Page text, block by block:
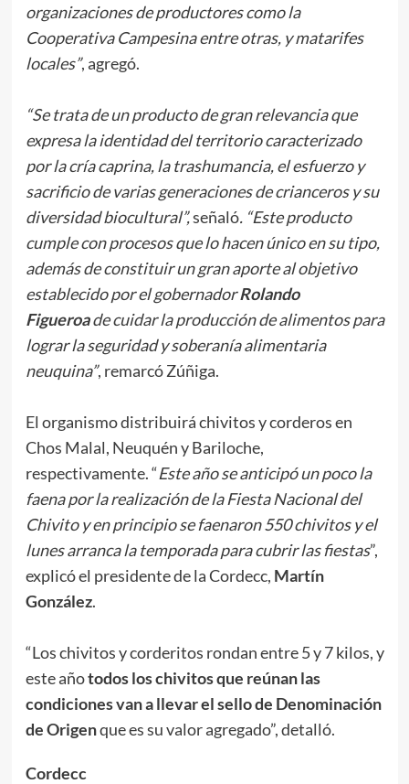
organizaciones de productores como la
Cooperativa Campesina entre otras, y matarifes
locales”, agregó.
“Se trata de un producto de gran relevancia que
expresa la identidad del territorio caracterizado
por la cría caprina, la trashumancia, el esfuerzo y
sacrificio de varias generaciones de crianceros y su
diversidad biocultural”,señaló. “Este producto
cumple con procesos que lo hacen único en su tipo,
además de constituir un gran aporte al objetivo
establecido por el gobernadorRolando
Figueroade cuidar la producción de alimentos para
lograr la seguridad y soberanía alimentaria
neuquina”, remarcó Zúñiga.
El organismo distribuirá chivitos y corderos en
Chos Malal, Neuquén y Bariloche,
respectivamente. “Este año se anticipó un poco la
faena por la realización de la Fiesta Nacional del
Chivito y en principio se faenaron 550 chivitos y el
lunes arranca la temporada para cubrir las fiestas”,
explicó el presidente de la Cordecc, Martín
González.
“Los chivitos y corderitos rondan entre 5 y 7 kilos, y
este añotodos los chivitos que reúnan las
condiciones van a llevar el sello de Denominación
de Origenque es su valor agregado”, detalló.
Cordecc